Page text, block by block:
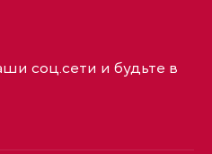
соц.сети и будьте в